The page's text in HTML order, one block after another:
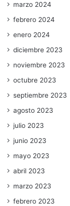
marzo 2024
febrero 2024
enero 2024
diciembre 2023
noviembre 2023
octubre 2023
septiembre 2023
agosto 2023
julio 2023
junio 2023
mayo 2023
abril 2023
marzo 2023
febrero 2023